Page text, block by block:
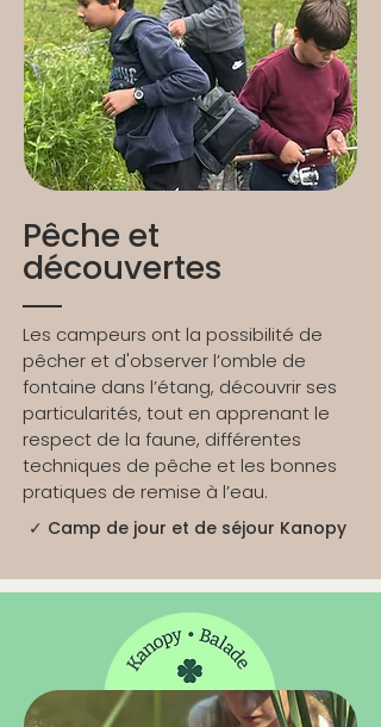
Pêche et
découvertes
Les campeurs ont la possibilité de
pêcher et d'observer l’omble de
fontaine dans l’étang, découvrir ses
particularités, tout en apprenant le
respect de la faune, différentes
techniques de pêche et les bonnes
pratiques de remise à l’eau.
✓ Camp de jour et de séjour Kanopy